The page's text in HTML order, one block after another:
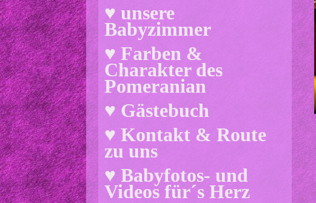
♥ unsere
Babyzimmer
♥ Farben &
Charakter des
Pomeranian
♥ Gästebuch
♥ Kontakt & Route
zu uns
♥ Babyfotos- und
Videos für´s Herz